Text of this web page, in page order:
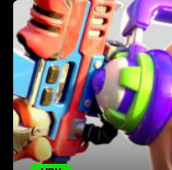
Témata
Filmy
Seriály
Hry